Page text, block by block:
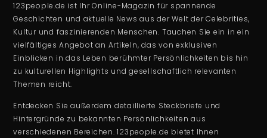
123people.de ist Ihr Online-Magazin für spannende
Geschichten und aktuelle News aus der Welt der Celebrities,
Kultur und faszinierenden Menschen. Tauchen Sie ein in ein
vielfältiges Angebot an Artikeln, das von exklusiven
Einblicken in das Leben berühmter Persönlichkeiten bis hin
zu kulturellen Highlights und gesellschaftlich relevanten
Themen reicht.
Entdecken Sie außerdem detaillierte Steckbriefe und
Hintergründe zu bekannten Persönlichkeiten aus
verschiedenen Bereichen. 123people.de bietet Ihnen